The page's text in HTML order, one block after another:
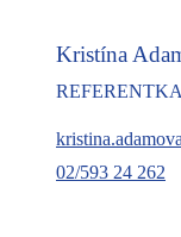
Kristína
REFERENTKA
02/593 24 262